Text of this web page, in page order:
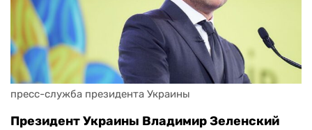
пресс-служба президента Украины
Президент Украины Владимир Зеленский